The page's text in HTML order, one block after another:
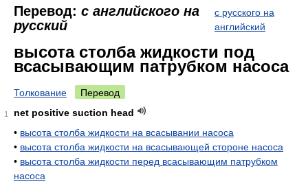
Перевод: с английского на
русский
с русского на
английский
высота столба жидкости под
всасывающим патрубком насоса
Толкование Перевод
1
net positive suction head
• высота столба жидкости на всасывании насоса
• высота столба жидкости на всасывающей стороне насоса
• высота столба жидкости перед всасывающим патрубком
насоса